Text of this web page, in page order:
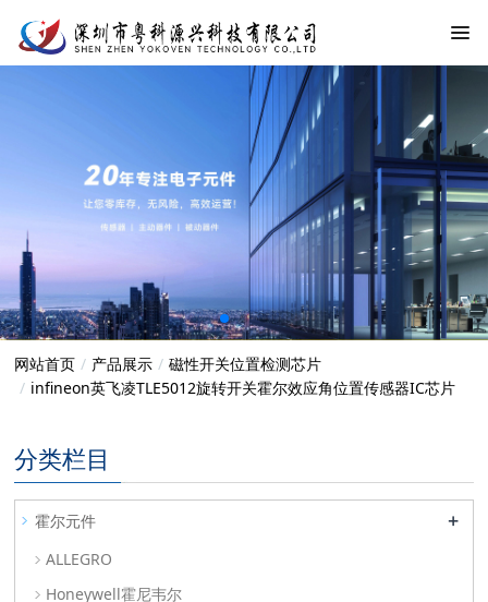
网站首页 产品展示
磁性开关位置检测芯片
infineon英飞凌TLE5012旋转开关霍尔效应角位置传感器IC芯片
分类栏目
霍尔元件 +
ALLEGRO
Honeywell霍尼韦尔